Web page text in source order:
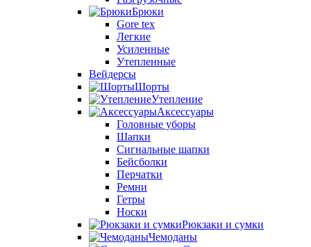
Брюки
Gore tex
Легкие
Усиленные
Утепленные
Вейдерсы
Шорты
Утепление
Аксессуары
Головные уборы
Шапки
Сигнальные шапки
Бейсболки
Перчатки
Ремни
Гетры
Носки
Рюкзаки и сумки
Чемоданы